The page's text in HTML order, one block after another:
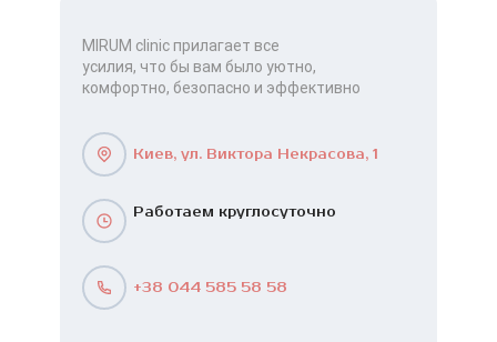
MIRUM clinic прилагает все
усилия, что бы вам было уютно,
комфортно, безопасно и эффективно
Киев, ул. Виктора Некрасова, 1
Работаем круглосуточно
+38 044 585 58 58